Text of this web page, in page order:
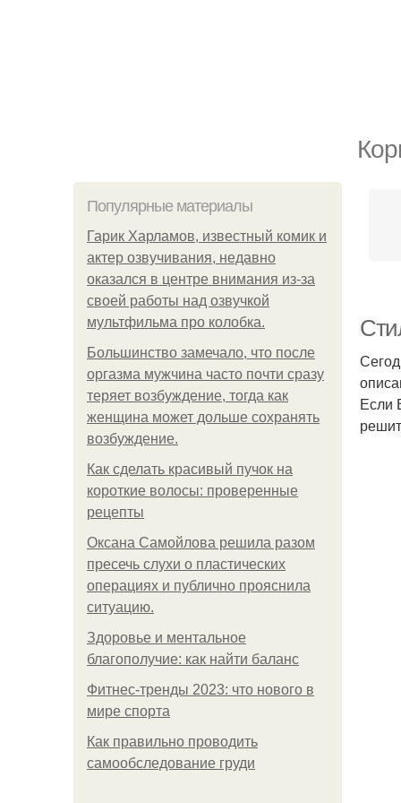
Популярные материалы
Гарик Харламов, известный комик и
актер озвучивания, недавно
оказался в центре внимания из-за
своей работы над озвучкой
мультфильма про колобка.
Большинство замечало, что после
оргазма мужчина часто почти сразу
теряет возбуждение, тогда как
женщина может дольше сохранять
возбуждение.
Как сделать красивый пучок на
короткие волосы: проверенные
рецепты
Оксана Самойлова решила разом
пресечь слухи о пластических
операциях и публично прояснила
ситуацию.
Здоровье и ментальное
благополучие: как найти баланс
Фитнес-тренды 2023: что нового в
мире спорта
Как правильно проводить
самообследование груди
Если